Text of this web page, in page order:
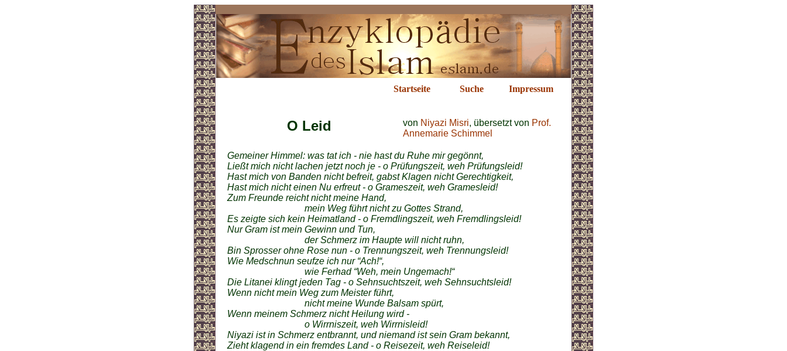
Startseite Suche Impressum
O Leid von Niyazi Misri, übersetzt von Prof.
Annemarie Schimmel
Gemeiner Himmel: was tat ich - nie hast du Ruhe mir gegönnt,
Ließt mich nicht lachen jetzt noch je - o Prüfungszeit, weh Prüfungsleid!
Hast mich von Banden nicht befreit, gabst Klagen nicht Gerechtigkeit,
Hast mich nicht einen Nu erfreut - o Grameszeit, weh Gramesleid!
Zum Freunde reicht nicht meine Hand,
mein Weg führt nicht zu Gottes Strand,
Es zeigte sich kein Heimatland - o Fremdlingszeit, weh Fremdlingsleid!
Nur Gram ist mein Gewinn und Tun,
der Schmerz im Haupte will nicht ruhn,
Bin Sprosser ohne Rose nun - o Trennungszeit, weh Trennungsleid!
Wie Medschnun seufze ich nur “Ach!“,
wie Ferhad “Weh, mein Ungemach!“
Die Litanei klingt jeden Tag - o Sehnsuchtszeit, weh Sehnsuchtsleid!
Wenn nicht mein Weg zum Meister führt,
nicht meine Wunde Balsam spürt,
Wenn meinem Schmerz nicht Heilung wird -
o Wirrniszeit, weh Wirrnisleid!
Niyazi ist in Schmerz entbrannt, und niemand ist sein Gram bekannt,
Zieht klagend in ein fremdes Land - o Reisezeit, weh Reiseleid!